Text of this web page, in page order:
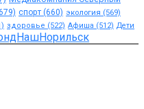
спорт (660) экология (569)
здоровье (522) Афиша (512) Дети